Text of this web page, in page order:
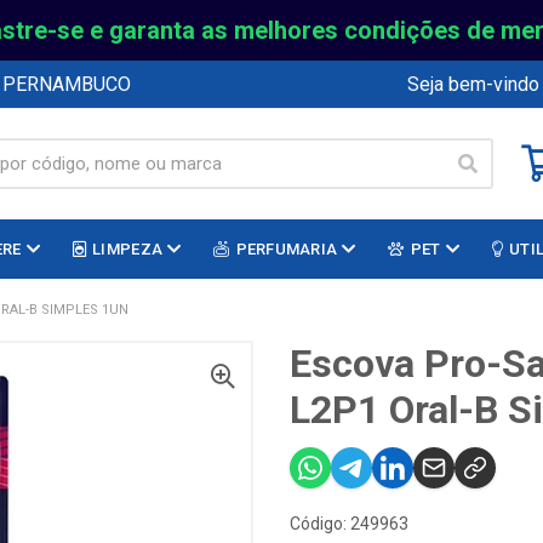
se e garanta as melhores condições de
Seja bem-vindo
LIMPEZA PERFUMARIA PET
B SIMPLES 1UN
Escova Pro-
L2P1 Oral-B
Código: 249963